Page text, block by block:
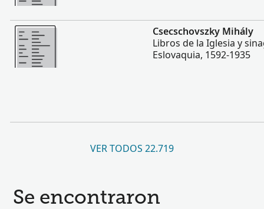
Más
Csecschovszky Mihály
Libros de la Iglesia y
Eslovaquia, 1592-1935
VER TODOS 22.719
Se encontraron